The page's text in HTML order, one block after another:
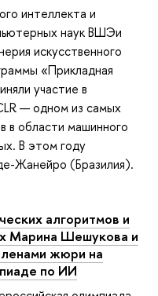
интеллекта и
наук ВШЭи
искусственного
«Прикладная
участие в
— одном из самых
в области машинного
В этом году
Жанейро (Бразилия).
алгоритмов и
Марина Шешукова и
жюри на
по ИИ